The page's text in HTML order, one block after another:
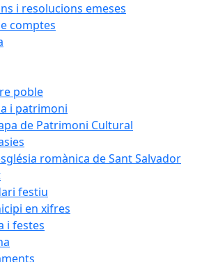
i resolucions emeses
comptes
poble
i patrimoni
de Patrimoni Cultural
romànica de Sant Salvador
festiu
en xifres
i festes